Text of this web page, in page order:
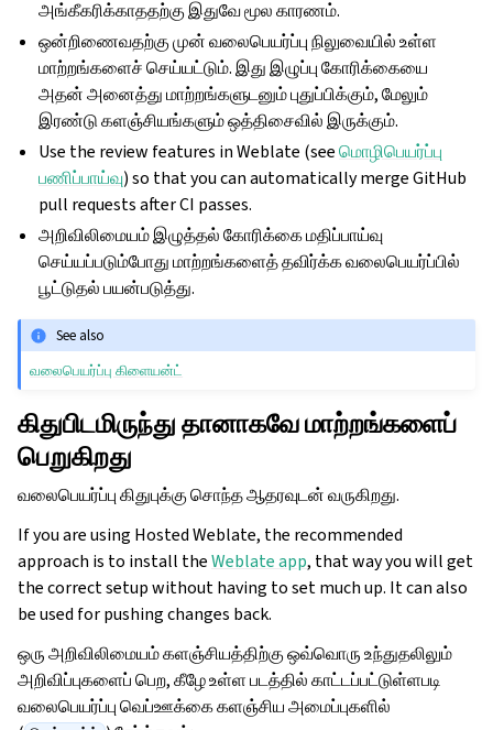
அங்கீகரிக்காததற்கு இதுவே மூல காரணம்.
ஒன்றிணைவதற்கு முன் வலைபெயர்ப்பு நிலுவையில் உள்ள
மாற்றங்களைச் செய்யட்டும். இது இழுப்பு கோரிக்கையை
அதன் அனைத்து மாற்றங்களுடனும் புதுப்பிக்கும், மேலும்
இரண்டு களஞ்சியங்களும் ஒத்திசைவில் இருக்கும்.
Use the review features in Weblate (seeமொழிபெயர்ப்பு
பணிப்பாய்வு) so that you can automatically merge GitHub
pull requests after CI passes.
அறிவிலிமையம் இழுத்தல் கோரிக்கை மதிப்பாய்வு
செய்யப்படும்போது மாற்றங்களைத் தவிர்க்க வலைபெயர்ப்பில்
பூட்டுதல் பயன்படுத்து.
See also
வலைபெயர்ப்பு கிளையன்ட்
கிதுபிடமிருந்து தானாகவே மாற்றங்களைப்
பெறுகிறது
வலைபெயர்ப்பு கிதுபுக்கு சொந்த ஆதரவுடன் வருகிறது.
If you are using Hosted Weblate, the recommended
approach is to install theWeblate app, that way you will get
the correct setup without having to set much up. It can also
be used for pushing changes back.
ஒரு அறிவிலிமையம் களஞ்சியத்திற்கு ஒவ்வொரு உந்துதலிலும்
அறிவிப்புகளைப் பெற, கீழே உள்ள படத்தில் காட்டப்பட்டுள்ளபடி
வலைபெயர்ப்பு வெப்ஊக்கை களஞ்சிய அமைப்புகளில்